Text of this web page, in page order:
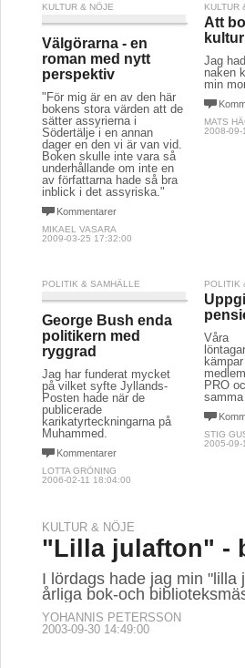
KULTUR & NÖJE
Välgörarna - en
roman med nytt
perspektiv
"För mig är en av den här
bokens stora värden att de
sätter assyrierna i
Södertälje i en annan
dager en den vi är van vid.
Boken skulle inte vara så
underhållande om inte en
av författarna hade så bra
inblick i det assyriska."
Kommentarer
MIKAEL VASARA
2009-03-25 17:32:00
KULTUR
Att
Jag
naken
min
MATS
2008-09-
POLITIK & SAMHÄLLE
George Bush enda
politikern med
ryggrad
Jag har funderat mycket
på vilket syfte Jyllands-
Posten hade när de
publicerade
karikatyrteckningarna på
Muhammed.
Kommentarer
LOTTA GRÖNING
2006-02-11 18:04:00
POLITIK
Våra
PRO
STIG
2005-09-
KULTUR & NÖJE
"Lilla julafton" -
I lördags hade jag min "lilla
årliga bok-och
YOHANNIS PETERSSON
2003-09-30 14:49:00